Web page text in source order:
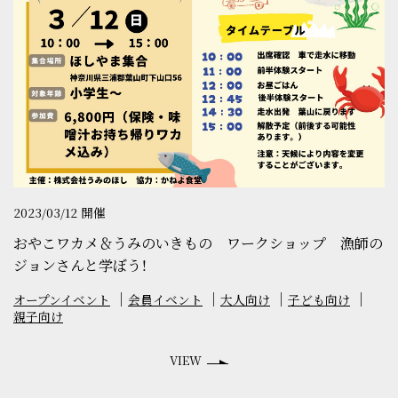
2023/03/12 開催
おやこワカメ＆うみのいきもの ワークショップ 漁師の
ジョンさんと学ぼう！
オープンイベント 会員イベント 大人向け
子ども向け
親子向け
VIEW